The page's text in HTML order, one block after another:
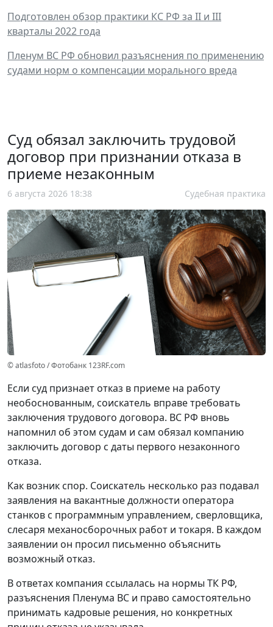
Подготовлен обзор практики КС РФ за II и III
кварталы 2022 года
Пленум ВС РФ обновил разъяснения по применению
судами норм о компенсации морального вреда
Суд обязал заключить трудовой
договор при признании отказа в
приеме незаконным
6 августа 2026 18:38 Судебная практика
© atlasfoto / Фотобанк 123RF.com
Если суд признает отказ в приеме на работу
необоснованным, соискатель вправе требовать
заключения трудового договора. ВС РФ вновь
напомнил об этом судам и сам обязал компанию
заключить договор с даты первого незаконного
отказа.
Как возник спор. Соискатель несколько раз подавал
заявления на вакантные должности оператора
станков с программным управлением, сверловщика,
слесаря механосборочных работ и токаря. В каждом
заявлении он просил письменно объяснить
возможный отказ.
В ответах компания ссылалась на нормы ТК РФ,
разъяснения Пленума ВС и право самостоятельно
принимать кадровые решения, но конкретных